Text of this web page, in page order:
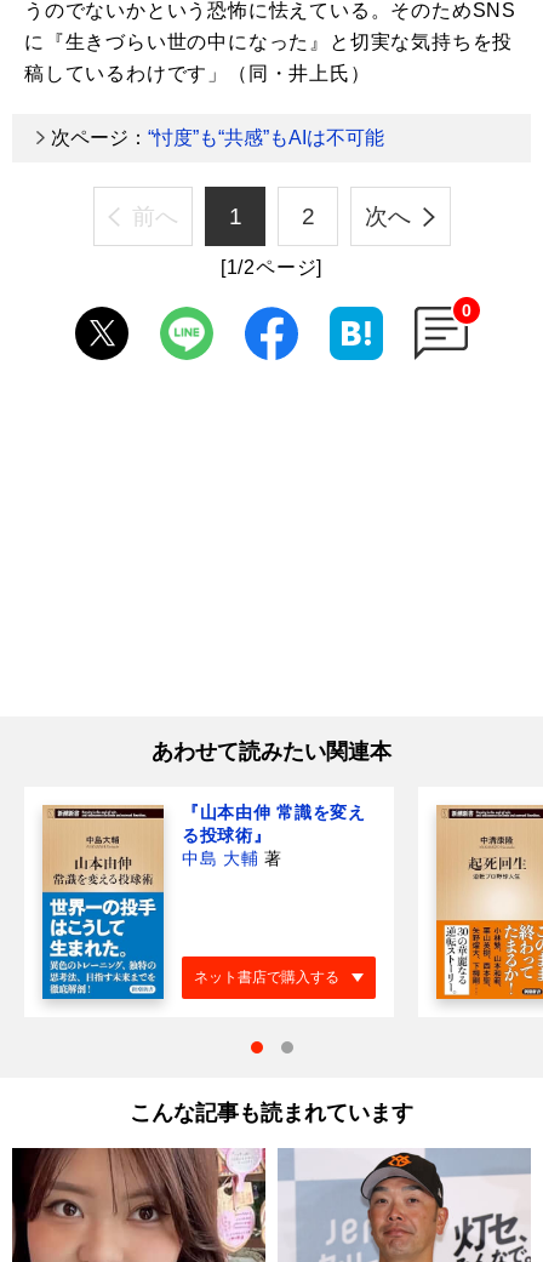
うのでないかという恐怖に怯えている。そのためSNS
に『生きづらい世の中になった』と切実な気持ちを投
稿しているわけです」（同・井上氏）
次ページ： “忖度”も“共感”もAIは不可能
前へ 1 2 次へ
[1/2ページ]
0
あわせて読みたい関連本
『山本由伸 常識を変え
る投球術』
中島 大輔 著
ネット書店で購入する
こんな記事も読まれています